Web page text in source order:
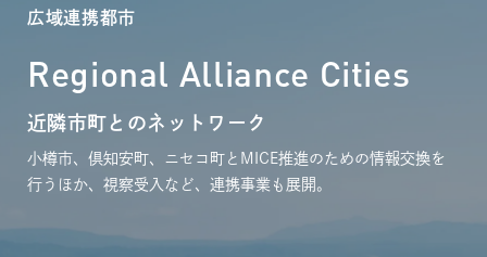
広域連携都市
Regional Alliance Cities
近隣市町とのネットワーク
小樽市、倶知安町、ニセコ町とMICE推進のための情報交換を
行うほか、視察受入など、連携事業も展開。